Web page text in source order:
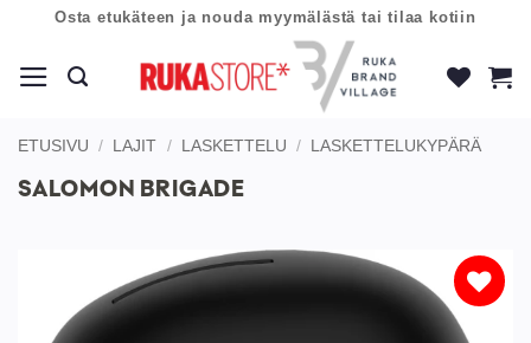
content
Osta etukäteen ja nouda myymälästä tai tilaa kotiin
ETUSIVU / LAJIT / LASKETTELU / LASKETTELUKYPÄRÄ
SALOMON BRIGADE
Lisää